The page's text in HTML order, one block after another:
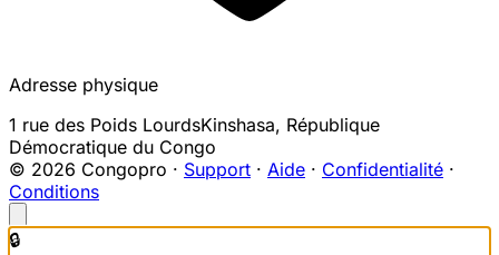
Adresse physique
1 rue des Poids LourdsKinshasa, République
Démocratique du Congo
© 2026 Congopro · Support · Aide · Confidentialité ·
Conditions
🔒